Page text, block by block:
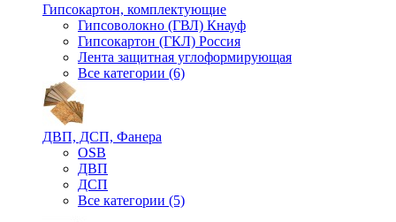
Гипсокартон, комплектующие
Гипсоволокно (ГВЛ) Кнауф
Гипсокартон (ГКЛ) Россия
Лента защитная углоформирующая
Все категории (6)
ДВП, ДСП, Фанера
OSB
ДВП
ДСП
Все категории (5)